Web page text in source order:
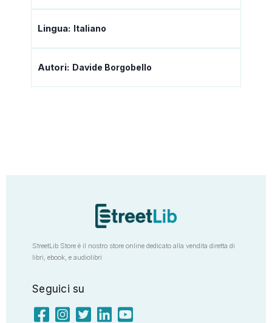
Lingua: Italiano
Autori: Davide Borgobello
StreetLib Store è il nostro store online dedicato alla vendita diretta di
libri, ebook, e audiolibri
Seguici su